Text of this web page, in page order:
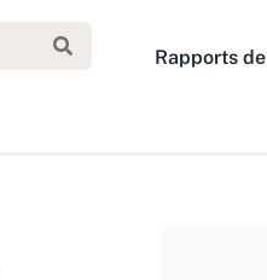
Rapports